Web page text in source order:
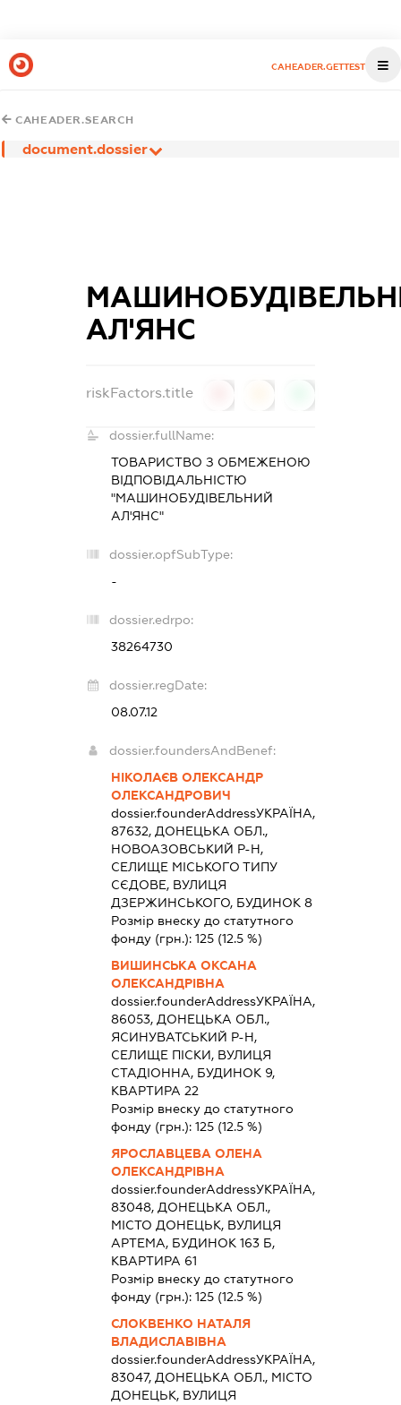
CAHEADER.GETTEST
CAHEADER.SEARCH
document.dossier
АЛ'ЯНС
riskFactors.title
dossier.fullName:
ТОВАРИСТВО З ОБМЕЖЕНОЮ
ВІДПОВІДАЛЬНІСТЮ
"МАШИНОБУДІВЕЛЬНИЙ
АЛ'ЯНС"
dossier.opfSubType:
-
dossier.edrpo:
38264730
dossier.regDate:
08.07.12
dossier.foundersAndBenef:
НІКОЛАЄВ ОЛЕКСАНДР
ОЛЕКСАНДРОВИЧ
dossier.founderAddressУКРАЇНА,
87632, ДОНЕЦЬКА ОБЛ.,
НОВОАЗОВСЬКИЙ Р-Н,
СЕЛИЩЕ МІСЬКОГО ТИПУ
СЄДОВЕ, ВУЛИЦЯ
ДЗЕРЖИНСЬКОГО, БУДИНОК 8
Розмір внеску до статутного
фонду (грн.):125 (12.5 %)
ВИШИНСЬКА ОКСАНА
ОЛЕКСАНДРІВНА
dossier.founderAddressУКРАЇНА,
86053, ДОНЕЦЬКА ОБЛ.,
ЯСИНУВАТСЬКИЙ Р-Н,
СЕЛИЩЕ ПІСКИ, ВУЛИЦЯ
СТАДІОННА, БУДИНОК 9,
КВАРТИРА 22
Розмір внеску до статутного
фонду (грн.):125 (12.5 %)
ЯРОСЛАВЦЕВА ОЛЕНА
ОЛЕКСАНДРІВНА
dossier.founderAddressУКРАЇНА,
83048, ДОНЕЦЬКА ОБЛ.,
МІСТО ДОНЕЦЬК, ВУЛИЦЯ
АРТЕМА, БУДИНОК 163 Б,
КВАРТИРА 61
Розмір внеску до статутного
фонду (грн.):125 (12.5 %)
СЛОКВЕНКО НАТАЛЯ
ВЛАДИСЛАВІВНА
dossier.founderAddressУКРАЇНА,
83047, ДОНЕЦЬКА ОБЛ., МІСТО
ДОНЕЦЬК, ВУЛИЦЯ